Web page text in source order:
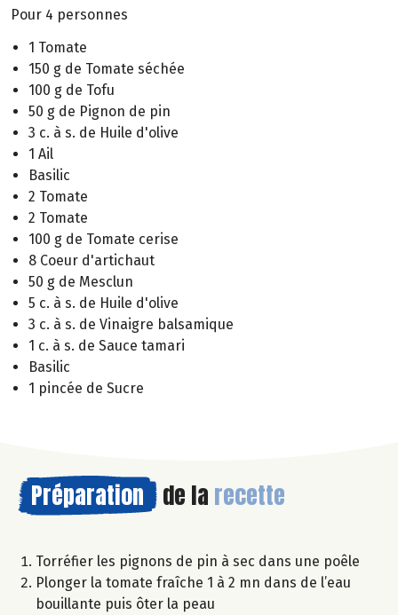
Pour 4 personnes
1 Tomate
150 g de Tomate séchée
100 g de Tofu
50 g de Pignon de pin
3 c. à s. de Huile d'olive
1 Ail
Basilic
2 Tomate
2 Tomate
100 g de Tomate cerise
8 Coeur d'artichaut
50 g de Mesclun
5 c. à s. de Huile d'olive
3 c. à s. de Vinaigre balsamique
1 c. à s. de Sauce tamari
Basilic
1 pincée de Sucre
Préparation de la recette
Torréfier les pignons de pin à sec dans une poêle
Plonger la tomate fraîche 1 à 2 mn dans de l’eau
bouillante puis ôter la peau